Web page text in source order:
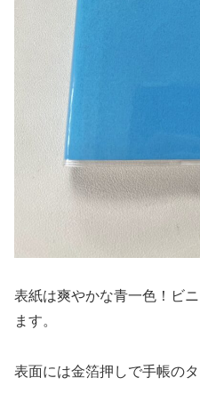
表紙は爽やかな青一色！ビ
ます。
表面には金箔押しで手帳の